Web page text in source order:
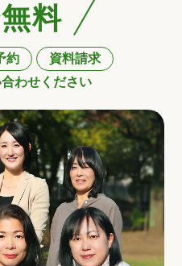
料
約
資料請求
わせください